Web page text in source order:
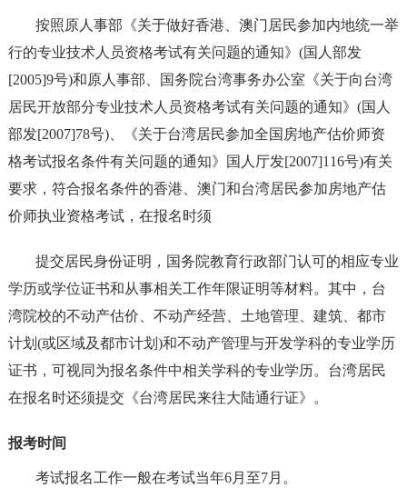
按照原人事部《关于做好香港、澳门居民参加内地统一举
行的专业技术人员资格考试有关问题的通知》(国人部发
[2005]9号)和原人事部、国务院台湾事务办公室《关于向台湾
居民开放部分专业技术人员资格考试有关问题的通知》(国人
部发[2007]78号)、《关于台湾居民参加全国房地产估价师资
格考试报名条件有关问题的通知》国人厅发[2007]116号)有关
要求，符合报名条件的香港、澳门和台湾居民参加房地产估
价师执业资格考试，在报名时须
提交居民身份证明，国务院教育行政部门认可的相应专业
学历或学位证书和从事相关工作年限证明等材料。其中，台
湾院校的不动产估价、不动产经营、土地管理、建筑、都市
计划(或区域及都市计划)和不动产管理与开发学科的专业学历
证书，可视同为报名条件中相关学科的专业学历。台湾居民
在报名时还须提交《台湾居民来往大陆通行证》。
报考时间
考试报名工作一般在考试当年6月至7月。